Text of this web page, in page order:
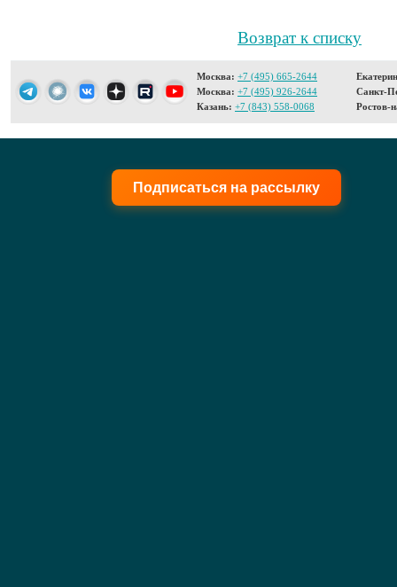
Возврат к списку
Москва: +7 (495) 665-2644
Москва: +7 (495) 926-2644
Казань: +7 (843) 558-0068
Санкт-
Ростов-
Подписаться на рассылку